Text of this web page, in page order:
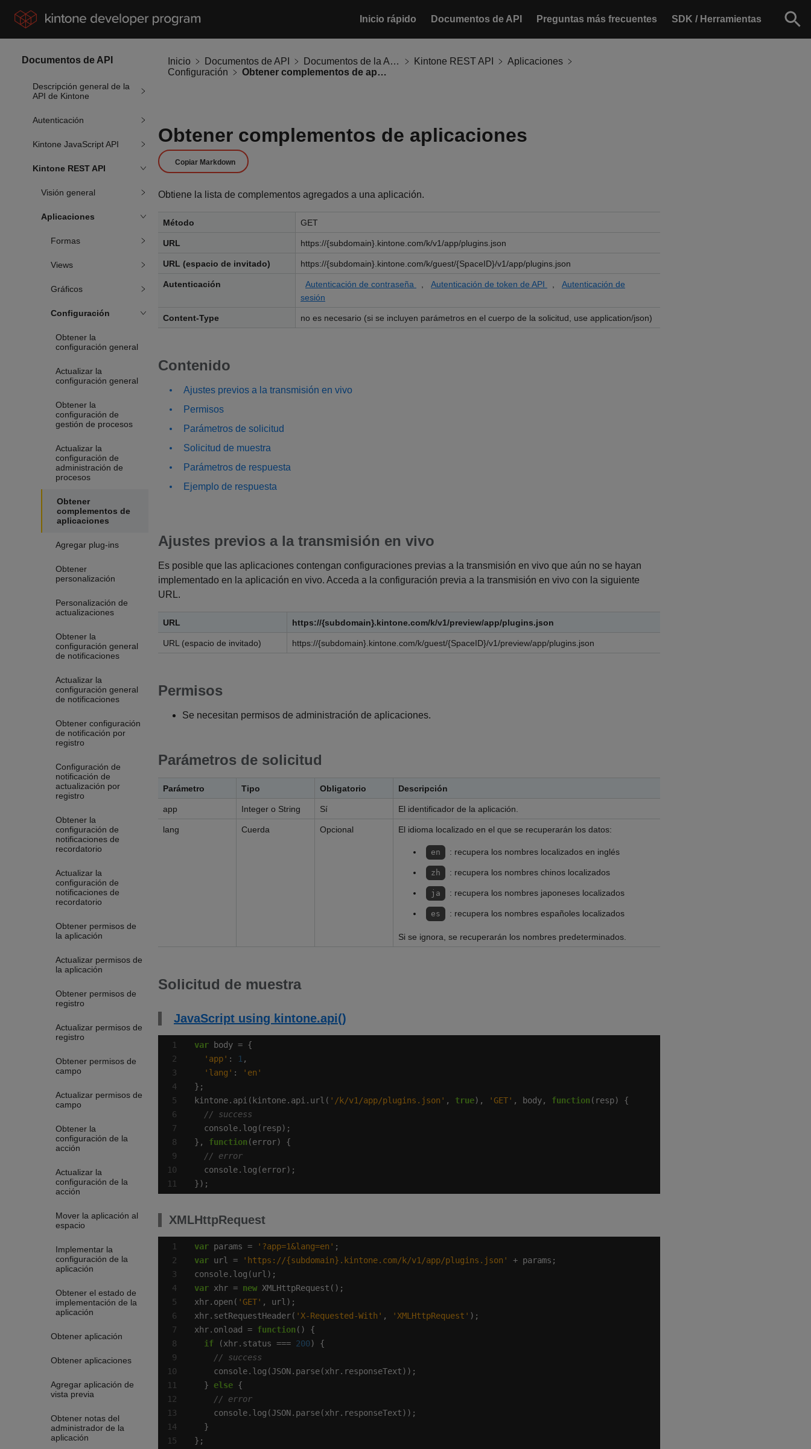
Inicio rápido Documentos de API Preguntas más frecuentes SDK / Herramientas
Documentos de API
Descripción general de la
API de Kintone
Autenticación
Kintone JavaScript API
Kintone REST API
Visión general
Aplicaciones
Formas
Views
Gráficos
Configuración
Obtener la
configuración general
Actualizar la
configuración general
Obtener la
configuración de
gestión de procesos
Actualizar la
configuración de
administración de
procesos
Obtener
complementos de
aplicaciones
Agregar plug-ins
Obtener
personalización
Personalización de
actualizaciones
Obtener la
configuración general
de notificaciones
Actualizar la
configuración general
de notificaciones
Obtener configuración
de notificación por
registro
Configuración de
notificación de
actualización por
registro
Obtener la
configuración de
notificaciones de
recordatorio
Actualizar la
configuración de
notificaciones de
recordatorio
Obtener permisos de
la aplicación
Actualizar permisos de
la aplicación
Obtener permisos de
registro
Actualizar permisos de
registro
Obtener permisos de
campo
Actualizar permisos de
campo
Obtener la
configuración de la
acción
Actualizar la
configuración de la
acción
Mover la aplicación al
espacio
Implementar la
configuración de la
aplicación
Obtener el estado de
implementación de la
aplicación
Obtener aplicación
Obtener aplicaciones
Agregar aplicación de
vista previa
Obtener notas del
administrador de la
aplicación
Inicio Documentos de API Documentos de la API de Kintone Kintone REST API
Aplicaciones
Configuración
Obtener complementos de aplicaciones
Obtener complementos de aplicaciones
Copiar Markdown
Obtiene la lista de complementos agregados a una aplicación.
Método GET
URL https://{subdomain}.kintone.com/k/v1/app/plugins.json
URL (espacio de invitado) https://{subdomain}.kintone.com/k/guest/{SpaceID}/v1/app/plugins.json
Autenticación Autenticación de contraseña Autenticación de token de API
Autenticación de
sesión
Content-Type no es necesario (si se incluyen parámetros en el cuerpo de la solicitud, use application/json)
Contenido
Ajustes previos a la transmisión en vivo
Permisos
Parámetros de solicitud
Solicitud de muestra
Parámetros de respuesta
Ejemplo de respuesta
Ajustes previos a la transmisión en vivo
Es posible que las aplicaciones contengan configuraciones previas a la transmisión en vivo que aún no se hayan
implementado en la aplicación en vivo. Acceda a la configuración previa a la transmisión en vivo con la siguiente
URL.
URL https://{subdomain}.kintone.com/k/v1/preview/app/plugins.json
URL (espacio de invitado) https://{subdomain}.kintone.com/k/guest/{SpaceID}/v1/preview/app/plugins.json
Permisos
Se necesitan permisos de administración de aplicaciones.
Parámetros de solicitud
Parámetro Tipo Obligatorio Descripción
app Integer o String Sí El identificador de la aplicación.
lang Cuerda Opcional El idioma localizado en el que se recuperarán los datos:
en : recupera los nombres localizados en inglés
zh : recupera los nombres chinos localizados
ja : recupera los nombres japoneses localizados
es : recupera los nombres españoles localizados
Si se ignora, se recuperarán los nombres predeterminados.
Solicitud de muestra
JavaScript using kintone.api()
4
var
'app' : 1
'lang' :
'en'
kintone.api(kintone.api.url( '/k/v1/app/plugins.json' , true), 'GET' , body, function
}, function
});
XMLHttpRequest
4
14
var params = '?app=1&lang=en'
var url = 'https://{subdomain}.kintone.com/k/v1/app/plugins.json'
var xhr = new
xhr.open( 'GET'
xhr.setRequestHeader( 'X-Requested-With' , 'XMLHttpRequest'
xhr.onload = function
if (xhr.status === 200
  }
else